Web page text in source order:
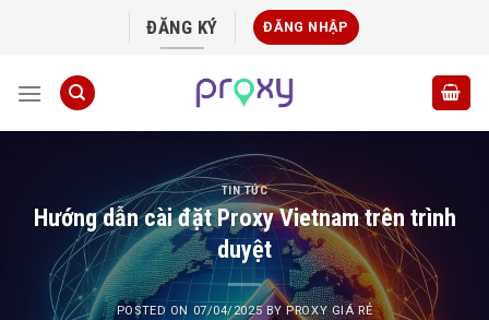
ĐĂNG KÝ ĐĂNG NHẬP
TIN TỨC
Hướng dẫn cài đặt Proxy Vietnam trên trình
duyệt
POSTED ON 07/04/2025 BYPROXY GIÁ RẺ